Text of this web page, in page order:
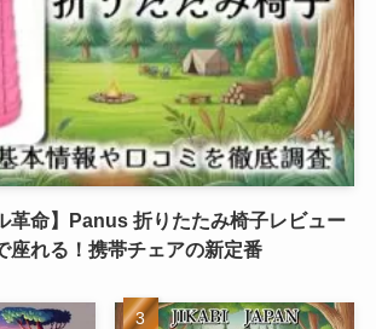
革命】Panus 折りたたみ椅子レビュー
座れる！携帯チェアの新定番